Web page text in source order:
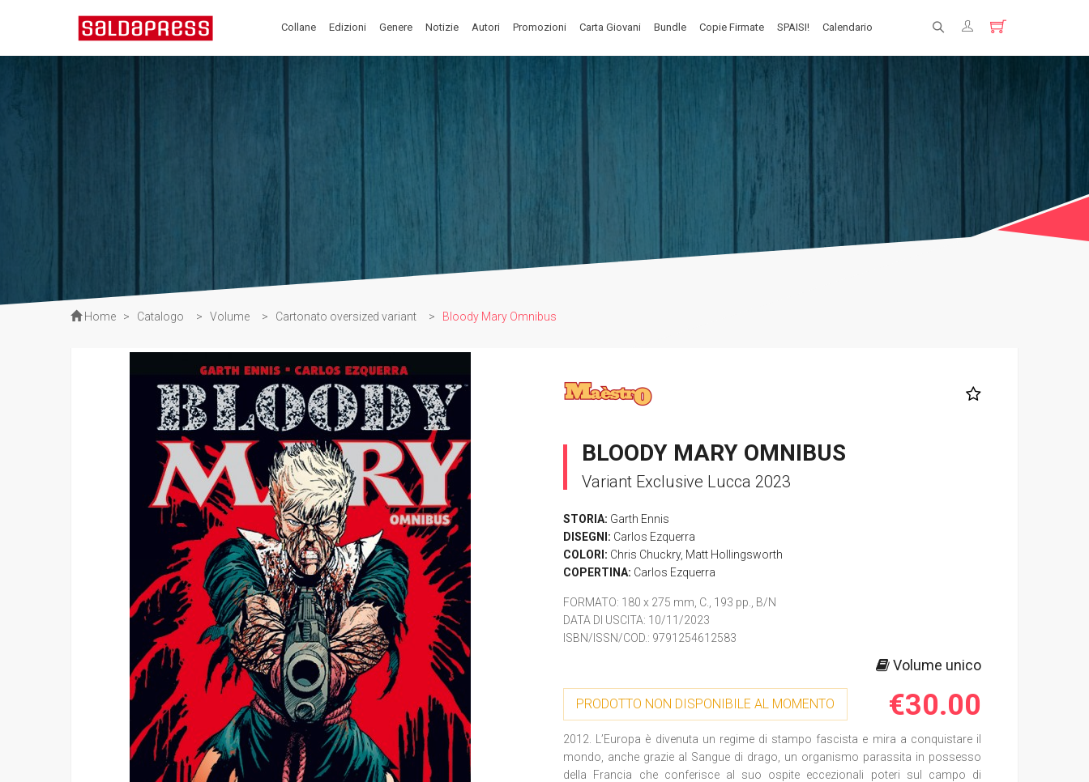
Collane Edizioni Genere Notizie Autori Promozioni Carta Giovani Bundle Copie Firmate SPAISI! Calendario
Home > Catalogo > Volume > Cartonato oversized variant > Bloody Mary Omnibus
BLOODY MARY OMNIBUS
Variant Exclusive Lucca 2023
STORIA: Garth Ennis
DISEGNI: Carlos Ezquerra
COLORI: Chris Chuckry, Matt Hollingsworth
COPERTINA: Carlos Ezquerra
FORMATO: 180 x 275 mm, C., 193 pp., B/N
DATA DI USCITA: 10/11/2023
ISBN/ISSN/COD.: 9791254612583
Volume unico
PRODOTTO NON DISPONIBILE AL MOMENTO €30.00
2012. L’Europa è divenuta un regime di stampo fascista e mira a conquistare il
mondo, anche grazie al Sangue di drago, un organismo parassita in possesso
della Francia che conferisce al suo ospite eccezionali poteri sul campo di